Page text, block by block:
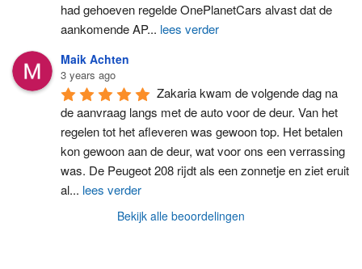
had gehoeven regelde OnePlanetCars alvast dat de
aankomende AP... lees verder
Maik Achten
3 years ago
Zakaria kwam de volgende dag na
de aanvraag langs met de auto voor de deur. Van het
regelen tot het afleveren was gewoon top. Het betalen
kon gewoon aan de deur, wat voor ons een verrassing
was. De Peugeot 208 rijdt als een zonnetje en ziet eruit
al... lees verder
Bekijk alle beoordelingen